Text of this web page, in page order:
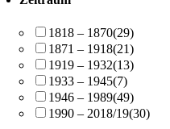
1818 – 1870(29)
1871 – 1918(21)
1919 – 1932(13)
1933 – 1945(7)
1946 – 1989(49)
1990 – 2018/19(30)